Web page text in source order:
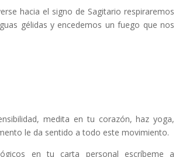
hacia el signo de Sagitario respiraremos
gélidas y encedemos un fuego que nos
medita en tu corazón, haz yoga,
le da sentido a todo este movimiento.
en tu carta personal escríbeme a